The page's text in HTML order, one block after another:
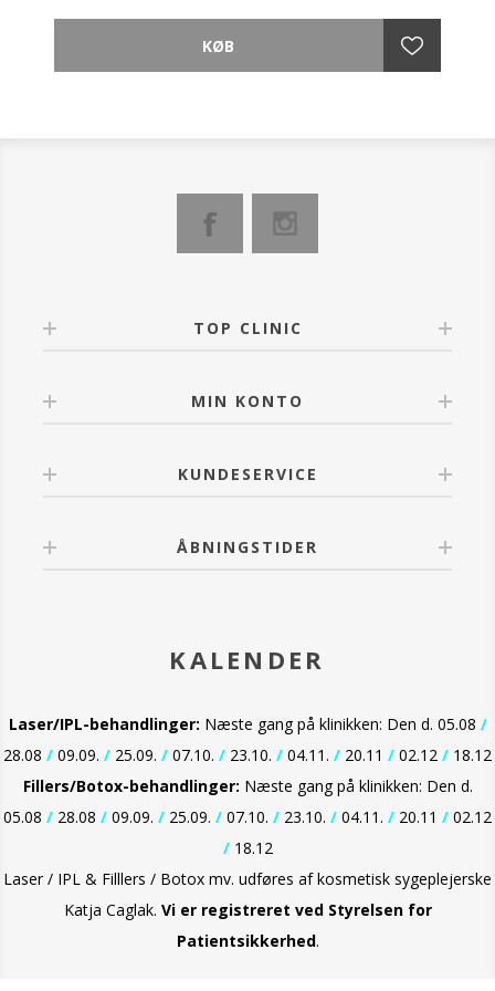
AvryBeauty Gel-Ohh Jelly Spa er den ultimative Spa-
pedicure oplevelse ved hjælp af varmeterapi, hvor
vandet holdes varmt i fem gange længere tid end
konserveringsmidler og er fuld bionedbrydeligt.
BEMÆRK: Tænd ikke spabadet eller drænet, før det er
TOP CLINIC
MIN KONTO
KUNDESERVICE
ÅBNINGSTIDER
KALENDER
Laser/IPL-behandlinger: Næste gang på klinikken: Den d. 05.08 /
28.08 / 09.09. / 25.09. / 07.10. / 23.10. / 04.11. / 20.11 / 02.12 / 18.12
Fillers/Botox-behandlinger: Næste gang på klinikken: Den d.
05.08 / 28.08 / 09.09. / 25.09. / 07.10. / 23.10. / 04.11. / 20.11 / 02.12
/18.12
Laser / IPL & Filllers / Botox mv. udføres af kosmetisk sygeplejerske
Katja Caglak. Vi er registreret ved Styrelsen for
Patientsikkerhed.